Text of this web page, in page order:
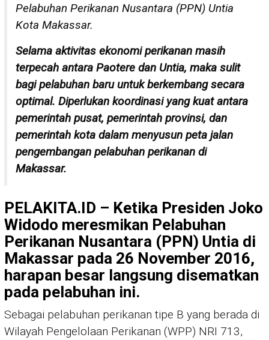
Pelabuhan Perikanan Nusantara (PPN) Untia
Kota Makassar.
Selama aktivitas ekonomi perikanan masih
terpecah antara Paotere dan Untia, maka sulit
bagi pelabuhan baru untuk berkembang secara
optimal. Diperlukan koordinasi yang kuat antara
pemerintah pusat, pemerintah provinsi, dan
pemerintah kota dalam menyusun peta jalan
pengembangan pelabuhan perikanan di
Makassar.
PELAKITA.ID – Ketika Presiden Joko
Widodo meresmikan Pelabuhan
Perikanan Nusantara (PPN) Untia di
Makassar pada 26 November 2016,
harapan besar langsung disematkan
pada pelabuhan ini.
Sebagai pelabuhan perikanan tipe B yang berada di
Wilayah Pengelolaan Perikanan (WPP) NRI 713,